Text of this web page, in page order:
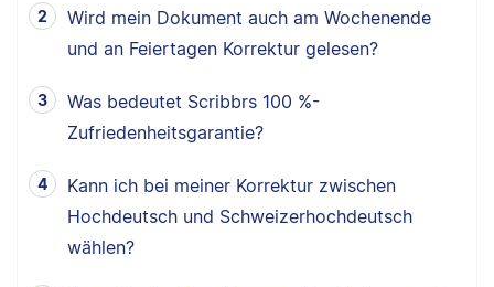
Wird mein Dokument auch am Wochenende
und an Feiertagen Korrektur gelesen?
Was bedeutet Scribbrs 100 %-
Zufriedenheitsgarantie?
Kann ich bei meiner Korrektur zwischen
Hochdeutsch und Schweizerhochdeutsch
wählen?